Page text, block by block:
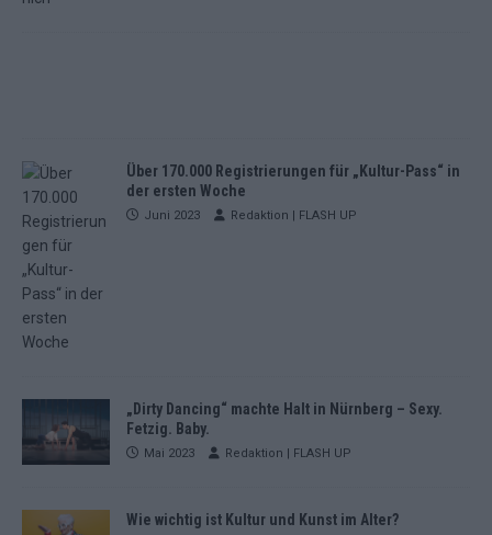
Über 170.000 Registrierungen für „Kultur-Pass“ in
der ersten Woche
Juni 2023 Redaktion | FLASH UP
„Dirty Dancing“ machte Halt in Nürnberg – Sexy.
Fetzig. Baby.
Mai 2023 Redaktion | FLASH UP
Wie wichtig ist Kultur und Kunst im Alter?